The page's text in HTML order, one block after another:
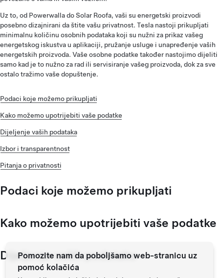
Uz to, od Powerwalla do Solar Roofa, vaši su energetski proizvodi
posebno dizajnirani da štite vašu privatnost. Tesla nastoji prikupljati
minimalnu količinu osobnih podataka koji su nužni za prikaz vašeg
energetskog iskustva u aplikaciji, pružanje usluge i unapređenje vaših
energetskih proizvoda. Vaše osobne podatke također nastojimo dijeliti
samo kad je to nužno za rad ili servisiranje vašeg proizvoda, dok za sve
ostalo tražimo vaše dopuštenje.
Podaci koje možemo prikupljati
Kako možemo upotrijebiti vaše podatke
Dijeljenje vaših podataka
Izbor i transparentnost
Pitanja o privatnosti
Podaci koje možemo prikupljati
Kako možemo upotrijebiti vaše podatke
Dijeljenje vaših podataka
Pomozite nam da poboljšamo web-stranicu uz
pomoć kolačića